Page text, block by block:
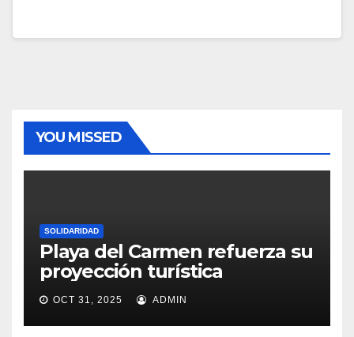
YOU MISSED
SOLIDARIDAD
Playa del Carmen refuerza su
proyección turística
OCT 31, 2025 ADMIN